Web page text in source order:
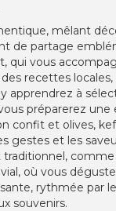
mêlant
de partage
qui vous
recettes
apprendrez à
préparerez
confit et olives,
gestes et les
comme
où vous
rythmée par
souvenirs.